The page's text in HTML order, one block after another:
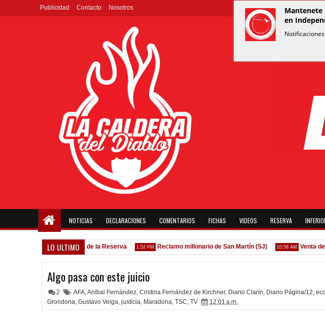
Publicidad Contacto Nosotros
NOTICIAS DECLARACIONES COMENTARIOS FICHAS VIDEOS RESERVA
LO ULTIMO
Goleada histórica de la Reserva 1:52 PM Reclamo millonario de San Martín (SJ) 10:58 AM Venta de
Algo pasa con este juicio
2 AFA,Aníbal Fernández, Cristina Fernández de Kirchner, Diario Clarín, Diario Página/12,
Grondona, Gustavo Veiga, justicia, Maradona, TSC, TV 12:01 a.m.
en